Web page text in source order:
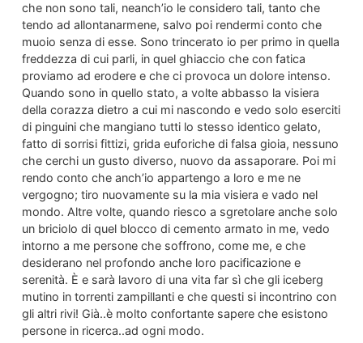
che non sono tali, neanch’io le considero tali, tanto che
tendo ad allontanarmene, salvo poi rendermi conto che
muoio senza di esse. Sono trincerato io per primo in quella
freddezza di cui parli, in quel ghiaccio che con fatica
proviamo ad erodere e che ci provoca un dolore intenso.
Quando sono in quello stato, a volte abbasso la visiera
della corazza dietro a cui mi nascondo e vedo solo eserciti
di pinguini che mangiano tutti lo stesso identico gelato,
fatto di sorrisi fittizi, grida euforiche di falsa gioia, nessuno
che cerchi un gusto diverso, nuovo da assaporare. Poi mi
rendo conto che anch’io appartengo a loro e me ne
vergogno; tiro nuovamente su la mia visiera e vado nel
mondo. Altre volte, quando riesco a sgretolare anche solo
un briciolo di quel blocco di cemento armato in me, vedo
intorno a me persone che soffrono, come me, e che
desiderano nel profondo anche loro pacificazione e
serenità. È e sarà lavoro di una vita far sì che gli iceberg
mutino in torrenti zampillanti e che questi si incontrino con
gli altri rivi! Già..è molto confortante sapere che esistono
persone in ricerca..ad ogni modo.